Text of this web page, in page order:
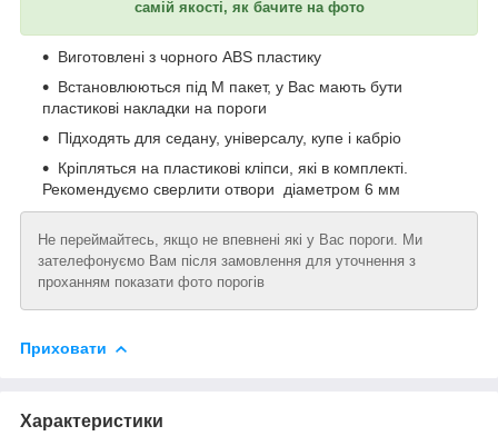
самій якості, як бачите на фото
Виготовлені з чорного ABS пластику
Встановлюються під М пакет, у Вас мають бути
пластикові накладки на пороги
Підходять для седану, універсалу, купе і кабріо
Кріпляться на пластикові кліпси, які в комплекті.
Рекомендуємо сверлити отвори діаметром 6 мм
Не переймайтесь, якщо не впевнені які у Вас пороги. Ми
зателефонуємо Вам після замовлення для уточнення з
проханням показати фото порогів
Приховати
Характеристики